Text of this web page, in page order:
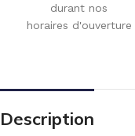
durant nos
horaires d'ouverture
Description